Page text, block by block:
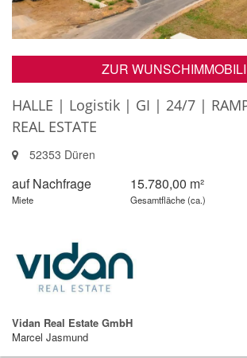
ZUR
HALLE | Logistik | GI | 24/7 |
REAL ESTATE
52353 Düren
auf Nachfrage
Miete
15.780,00 m²
Gesamtfläche (ca.)
Vidan Real Estate GmbH
Marcel Jasmund